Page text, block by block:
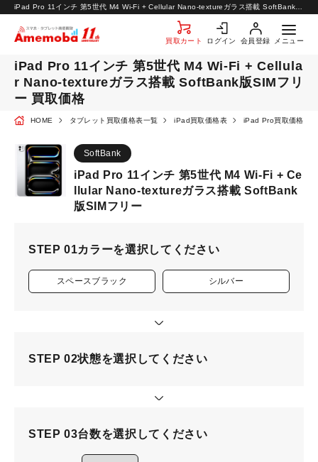
買取カート ログイン 会員登録 メニュー
お知らせ
お問い合わせ
iPad Pro 11インチ 第5世代 M4 Wi-Fi + Cellula
r Nano-textureガラス搭載 SoftBank版SIMフリ
ー 買取価格
HOME タブレット買取価格表一覧 iPad買取価格表 iPad Pro買取価格表
SoftBank
iPad Pro 11インチ 第5世代 M4 Wi-Fi + Ce
llular Nano-textureガラス搭載 SoftBank
版SIMフリー
STEP 01カラーを選択してください
スペースブラック シルバー
STEP 02状態を選択してください
STEP 03台数を選択してください